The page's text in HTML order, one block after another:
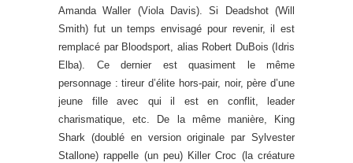
Amanda Waller (Viola Davis). Si Deadshot (Will
Smith) fut un temps envisagé pour revenir, il est
remplacé par Bloodsport, alias Robert DuBois (Idris
Elba). Ce dernier est quasiment le même
personnage : tireur d’élite hors-pair, noir, père d’une
jeune fille avec qui il est en conflit, leader
charismatique, etc. De la même manière, King
Shark (doublé en version originale par Sylvester
Stallone) rappelle (un peu) Killer Croc (la créature